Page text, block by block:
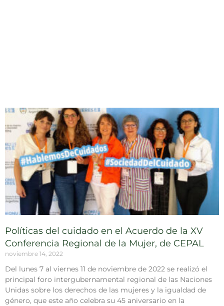
Políticas del cuidado en el Acuerdo de la XV
Conferencia Regional de la Mujer, de CEPAL
noviembre 14, 2022
Del lunes 7 al viernes 11 de noviembre de 2022 se realizó el
principal foro intergubernamental regional de las Naciones
Unidas sobre los derechos de las mujeres y la igualdad de
género, que este año celebra su 45 aniversario en la